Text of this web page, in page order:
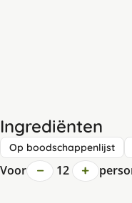
Ingrediënten
Op boodschappenlijst
Voor − 12 +